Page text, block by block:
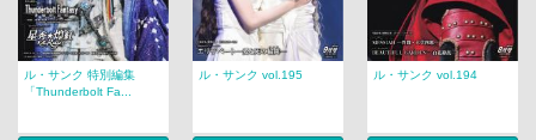
ル・サンク 特別編集
「Thunderbolt Fa...
ル・サンク vol.195 ル・サンク vol.194